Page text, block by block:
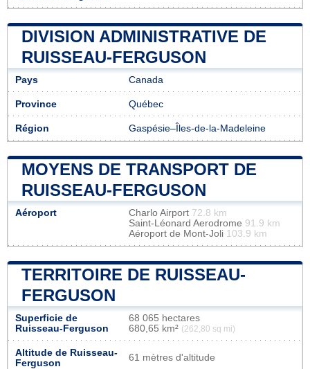
DIVISION ADMINISTRATIVE DE
RUISSEAU-FERGUSON
Pays Canada
Province Québec
Région Gaspésie–Îles-de-la-Madeleine
MOYENS DE TRANSPORT DE
RUISSEAU-FERGUSON
Aéroport Charlo Airport 72.8 km
Saint-Léonard Aerodrome 91.9 km
Aéroport de Mont-Joli 103.9 km
TERRITOIRE DE RUISSEAU-
FERGUSON
Superficie de
Ruisseau-Ferguson
68 065 hectares
680,65 km² (262,80 sq mi)
Altitude de Ruisseau-
Ferguson
61 mètres d'altitude